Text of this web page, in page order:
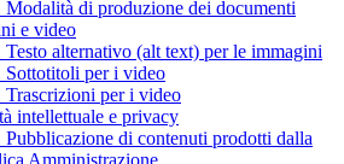
Modalità di produzione dei documenti
e video
Testo alternativo (alt text) per le immagini
Sottotitoli per i video
Trascrizioni per i video
intellettuale e privacy
Pubblicazione di contenuti prodotti dalla
Amministrazione